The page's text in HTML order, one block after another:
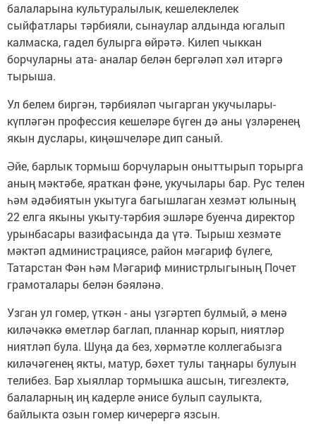
балаларына культуралылык, кешелеклелек
сыйфатлары тәрбияли, сынаулар алдында югалып
калмаска, гадел булырга өйрәтә. Килеп чыккан
борчуларны ата- аналар белән бергәләп хәл итәргә
тырыша.
Ул белем биргән, тәрбияләп чыгарган укучылары-
күпләгән профессия кешеләре бүген дә аны үзләренең
якын дуслары, киңәшчеләре дип саный.
Әйе, барлык тормыш борчуларын оныттырып торырга
аның мәктәбе, яраткан фәне, укучылары бар. Рус телен
һәм әдәбиятын укытуга багышлаган хезмәт юлының
22 елга якыны укыту-тәрбия эшләре буенча директор
урынбасары вазифасында да үтә. Тырыш хезмәте
мәктәп администрациясе, район мәгариф бүлеге,
Татарстан Фән һәм Мәгариф министрлыгының Почет
грамоталары белән бәяләнә.
Узган ул гомер, үткән - аны үзгәртеп булмый, ә менә
киләчәккә өметләр баглап, планнар корып, ниятләр
ниятләп була. Шуңа да без, хөрмәтле коллегабызга
киләчәгенең якты, матур, бәхет тулы таңнары булуын
телибез. Бар хыяллар тормышка ашсын, тигезлектә,
балаларның иң кадерле әнисе булып саулыкта,
байлыкта озын гомер кичерергә язсын.